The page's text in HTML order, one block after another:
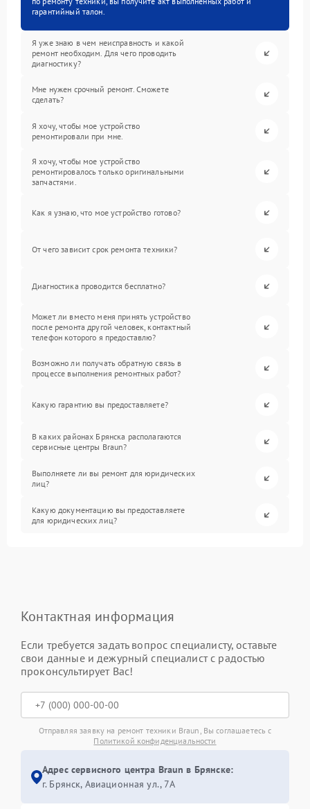
гарантийный талон.
Я уже знаю в чем неисправность и какой
ремонт необходим. Для чего проводить
диагностику?
Мне нужен срочный ремонт. Сможете
сделать?
Я хочу, чтобы мое устройство
ремонтировали при мне.
Я хочу, чтобы мое устройство
ремонтировалось только оригинальными
запчастями.
Как я узнаю, что мое устройство готово?
От чего зависит срок ремонта техники?
Диагностика проводится бесплатно?
Может ли вместо меня принять устройство
после ремонта другой человек, контактный
телефон которого я предоставлю?
Возможно ли получать обратную связь в
процессе выполнения ремонтных работ?
Какую гарантию вы предоставляете?
В каких районах Брянска располагаются
сервисные центры Braun?
Выполняете ли вы ремонт для юридических
лиц?
Какую документацию вы предоставляете
для юридических лиц?
Контактная информация
Если требуется задать вопрос специалисту, оставьте
свои данные и дежурный специалист с радостью
проконсультирует Вас!
Отправляя заявку на ремонт техники Braun, Вы соглашаетесь с
Политикой конфиденциальности
Адрес сервисного центра Braun в Брянске:
г. Брянск, Авиационная ул., 7А